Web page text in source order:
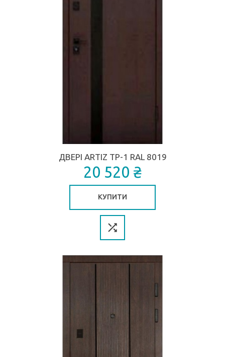
ДВЕРІ ARTIZ ТР-1 RAL 8019
20 520 ₴
КУПИТИ